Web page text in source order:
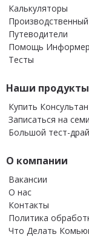
Калькуляторы
Путеводители
Помощь Информер
Тесты
Наши продукты
Купить
Записаться на
Большой тест-
О компании
Вакансии
О нас
Контакты
Политика
Что Делать